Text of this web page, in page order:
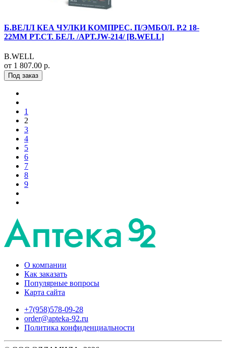
Б.ВЕЛЛ КЕА ЧУЛКИ КОМПРЕС. П/ЭМБОЛ. Р.2 18-
22ММ РТ.СТ. БЕЛ. /АРТ.JW-214/ [B.WELL]
B.WELL
от 1 807.00 р.
Под заказ
1
2
3
4
5
6
7
8
9
О компании
Как заказать
Популярные вопросы
Карта сайта
+7(958)578-09-28
order@apteka-92.ru
Политика конфиденциальности